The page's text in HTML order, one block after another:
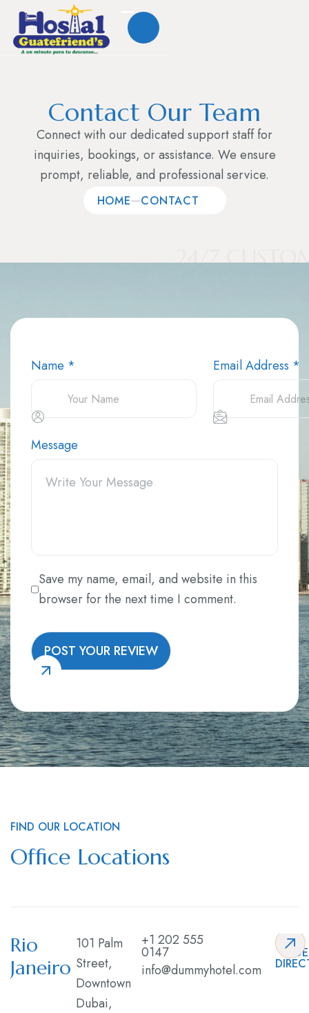
Habitaciones
Servicios
24/7
Contact Our Team
Connect with our dedicated support staff for
inquiries, bookings, or assistance. We ensure
prompt, reliable, and professional service.
HOME CONTACT
Name * Email Address *
Message
Save my name, email, and website in this
browser for the next time I comment.
FIND OUR LOCATION
Office Locations
Rio
Janeiro
101 Palm
Street,
Downtown
Dubai,
+1 202 555
0147
info@dummyhotel.com